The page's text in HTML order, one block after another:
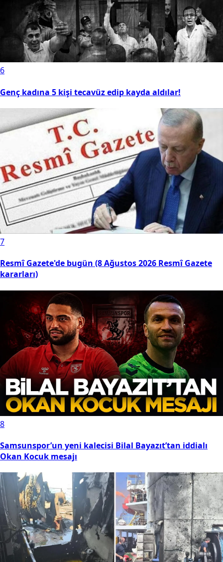
6
Genç kadına 5 kişi tecavüz edip kayda aldılar!
7
Resmî Gazete'de bugün (8 Ağustos 2026 Resmî Gazete
kararları)
8
Samsunspor’un yeni kalecisi Bilal Bayazıt’tan iddialı
Okan Kocuk mesajı